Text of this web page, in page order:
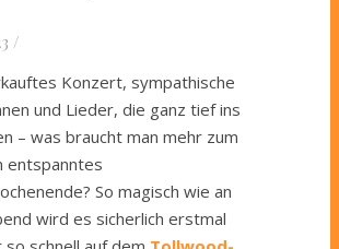
/
Konzert, sympathische
und Lieder, die ganz tief ins
– was braucht man mehr zum
entspanntes
So magisch wie an
wird es sicherlich erstmal